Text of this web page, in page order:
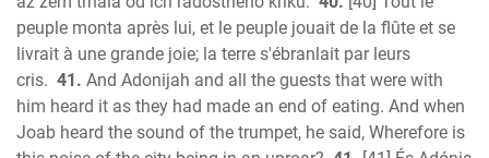
peuple monta après lui, et le peuple jouait de la flûte et se
livrait à une grande joie; la terre s'ébranlait par leurs
cris. 41. And Adonijah and all the guests that were with
him heard it as they had made an end of eating. And when
Joab heard the sound of the trumpet, he said, Wherefore is